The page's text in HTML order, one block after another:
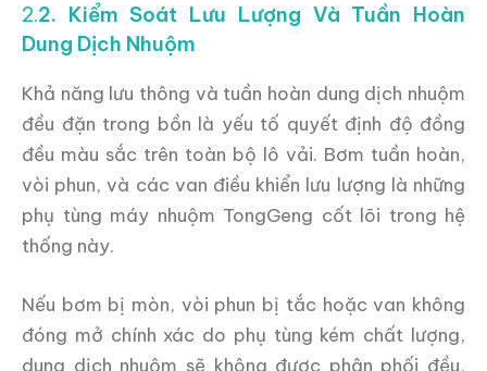
2.2. Kiểm Soát Lưu Lượng Và Tuần Hoàn
Dung Dịch Nhuộm
Khả năng lưu thông và tuần hoàn dung dịch nhuộm
đều đặn trong bồn là yếu tố quyết định độ đồng
đều màu sắc trên toàn bộ lô vải. Bơm tuần hoàn,
vòi phun, và các van điều khiển lưu lượng là những
phụ tùng máy nhuộm TongGeng cốt lõi trong hệ
thống này.
Nếu bơm bị mòn, vòi phun bị tắc hoặc van không
đóng mở chính xác do phụ tùng kém chất lượng,
dung dịch nhuộm sẽ không được phân phối đều,